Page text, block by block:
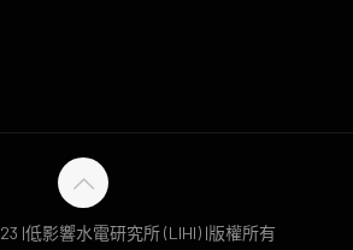
|低影響水電研究所 (LIHI) |版權所有